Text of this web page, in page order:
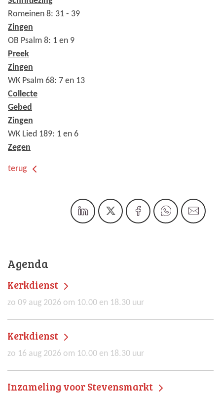
Romeinen 8: 31 - 39
Zingen
OB Psalm 8: 1 en 9
Preek
Zingen
WK Psalm 68: 7 en 13
Collecte
Gebed
Zingen
WK Lied 189: 1 en 6
Zegen
terug
Agenda
Kerkdienst
zo 09 aug 2026 om 10.00 en 18.30 uur
Kerkdienst
zo 16 aug 2026 om 10.00 en 18.30 uur
Inzameling voor Stevensmarkt